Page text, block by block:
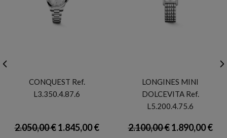
CONQUEST Ref.
L3.350.4.87.6
2.050,00 €1.845,00 €
LONGINES MINI
DOLCEVITA Ref.
L5.200.4.75.6
2.100,00 €1.890,00 €